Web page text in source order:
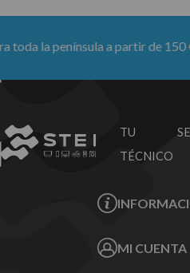
la península a partir de 150 €
TU
TÉCNICO
Sobre
MI CUENTA